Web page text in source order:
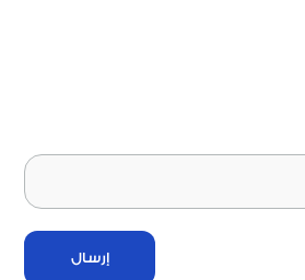
إرسال